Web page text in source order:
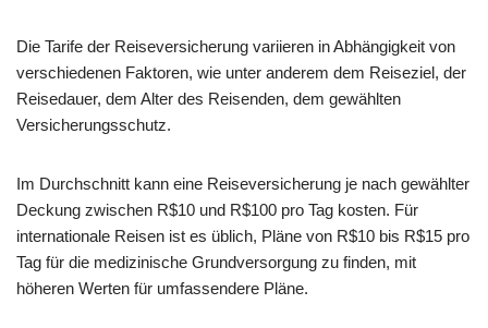
Die Tarife der Reiseversicherung variieren in Abhängigkeit von
verschiedenen Faktoren, wie unter anderem dem Reiseziel, der
Reisedauer, dem Alter des Reisenden, dem gewählten
Versicherungsschutz.
Im Durchschnitt kann eine Reiseversicherung je nach gewählter
Deckung zwischen R$10 und R$100 pro Tag kosten. Für
internationale Reisen ist es üblich, Pläne von R$10 bis R$15 pro
Tag für die medizinische Grundversorgung zu finden, mit
höheren Werten für umfassendere Pläne.